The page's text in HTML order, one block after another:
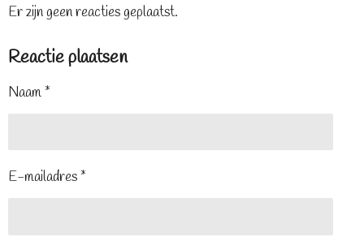
Er zijn geen reacties geplaatst.
Reactie plaatsen
Naam *
E-mailadres *